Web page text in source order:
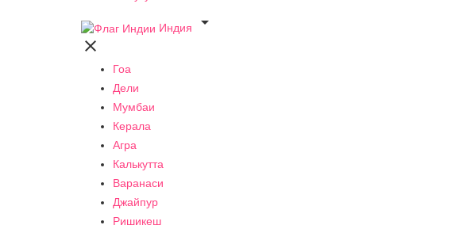
Индия


Гоа
Дели
Мумбаи
Керала
Агра
Калькутта
Варанаси
Джайпур
Ришикеш